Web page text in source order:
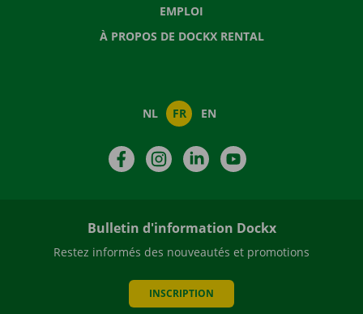
EMPLOI
À PROPOS DE DOCKX RENTAL
NL FR EN
FacebookInstagramLinkedIn
Bulletin d'information Dockx
Restez informés des nouveautés et promotions
INSCRIPTION